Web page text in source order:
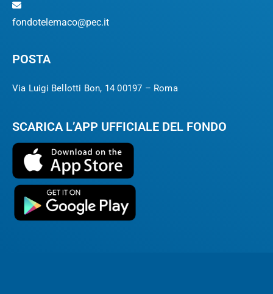
fondotelemaco@pec.it
POSTA
Via Luigi Bellotti Bon, 14 00197 – Roma
SCARICA L’APP UFFICIALE DEL FONDO